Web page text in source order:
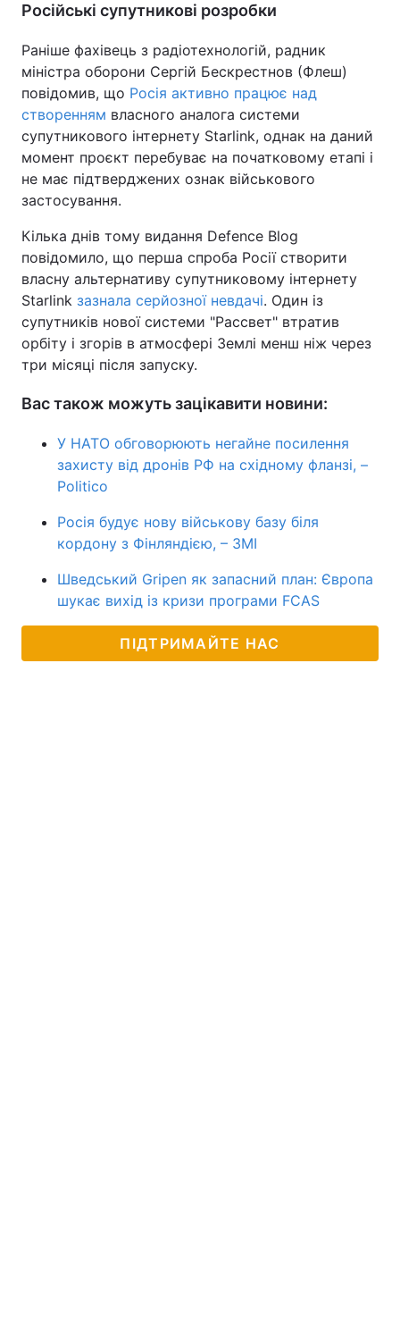
Російські супутникові розробки
Раніше фахівець з радіотехнологій, радник
міністра оборони Сергій Бескрестнов (Флеш)
повідомив, що Росія активно працює над
створенням власного аналога системи
супутникового інтернету Starlink, однак на даний
момент проєкт перебуває на початковому етапі і
не має підтверджених ознак військового
застосування.
Кілька днів тому видання Defence Blog
повідомило, що перша спроба Росії створити
власну альтернативу супутниковому інтернету
Starlink зазнала серйозної невдачі. Один із
супутників нової системи "Рассвет" втратив
орбіту і згорів в атмосфері Землі менш ніж через
три місяці після запуску.
Вас також можуть зацікавити новини:
У НАТО обговорюють негайне посилення
захисту від дронів РФ на східному фланзі, –
Politico
Росія будує нову військову базу біля
кордону з Фінляндією, – ЗМІ
Шведський Gripen як запасний план: Європа
шукає вихід із кризи програми FCAS
ПІДТРИМАЙТЕ НАС